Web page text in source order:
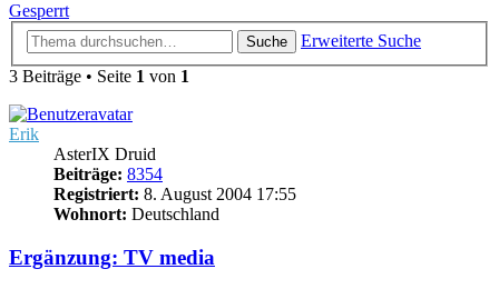
Gesperrt
Suche
Erweiterte Suche
3 Beiträge • Seite 1 von 1
Erik
AsterIX Druid
Beiträge: 8354
Registriert: 8. August 2004 17:55
Wohnort: Deutschland
Ergänzung: TV media